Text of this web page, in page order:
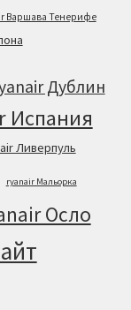
Варшава Тенерифе
Дублин
Испания
Ливерпуль
ryanair Мальорка
Осло